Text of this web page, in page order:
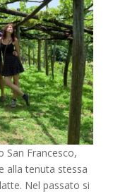
San Francesco,
alla tenuta stessa
Nel passato si